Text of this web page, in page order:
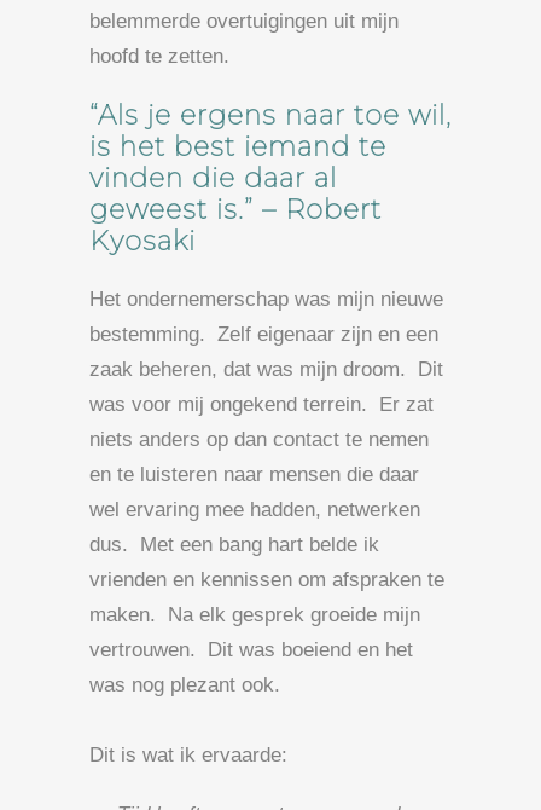
belemmerde overtuigingen uit mijn
hoofd te zetten.
“Als je ergens naar toe wil,
is het best iemand te
vinden die daar al
geweest is.” – Robert
Kyosaki
Het ondernemerschap was mijn nieuwe
bestemming. Zelf eigenaar zijn en een
zaak beheren, dat was mijn droom. Dit
was voor mij ongekend terrein. Er zat
niets anders op dan contact te nemen
en te luisteren naar mensen die daar
wel ervaring mee hadden, netwerken
dus. Met een bang hart belde ik
vrienden en kennissen om afspraken te
maken. Na elk gesprek groeide mijn
vertrouwen. Dit was boeiend en het
was nog plezant ook.
Dit is wat ik ervaarde: